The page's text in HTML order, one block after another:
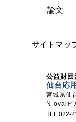
論文
サイトマッ
公益財団
仙台応
宮城県仙
N-ovalビ
TEL 022-